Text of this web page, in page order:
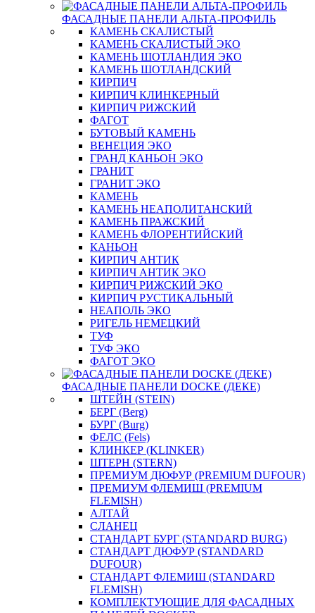
ФАСАДНЫЕ ПАНЕЛИ АЛЬТА-ПРОФИЛЬ
КАМЕНЬ СКАЛИСТЫЙ
КАМЕНЬ СКАЛИСТЫЙ ЭКО
КАМЕНЬ ШОТЛАНДИЯ ЭКО
КАМЕНЬ ШОТЛАНДСКИЙ
КИРПИЧ
КИРПИЧ КЛИНКЕРНЫЙ
КИРПИЧ РИЖСКИЙ
ФАГОТ
БУТОВЫЙ КАМЕНЬ
ВЕНЕЦИЯ ЭКО
ГРАНД КАНЬОН ЭКО
ГРАНИТ
ГРАНИТ ЭКО
КАМЕНЬ
КАМЕНЬ НЕАПОЛИТАНСКИЙ
КАМЕНЬ ПРАЖСКИЙ
КАМЕНЬ ФЛОРЕНТИЙСКИЙ
КАНЬОН
КИРПИЧ АНТИК
КИРПИЧ АНТИК ЭКО
КИРПИЧ РИЖСКИЙ ЭКО
КИРПИЧ РУСТИКАЛЬНЫЙ
НЕАПОЛЬ ЭКО
РИГЕЛЬ НЕМЕЦКИЙ
ТУФ
ТУФ ЭКО
ФАГОТ ЭКО
ФАСАДНЫЕ ПАНЕЛИ DOCKE (ДЕКЕ)
ШТЕЙН (STEIN)
БЕРГ (Berg)
БУРГ (Burg)
ФЕЛС (Fels)
КЛИНКЕР (KLINKER)
ШТЕРН (STERN)
ПРЕМИУМ ДЮФУР (PREMIUM DUFOUR)
ПРЕМИУМ ФЛЕМИШ (PREMIUM
FLEMISH)
АЛТАЙ
СЛАНЕЦ
СТАНДАРТ БУРГ (STANDARD BURG)
СТАНДАРТ ДЮФУР (STANDARD
DUFOUR)
СТАНДАРТ ФЛЕМИШ (STANDARD
FLEMISH)
КОМПЛЕКТУЮЩИЕ ДЛЯ ФАСАДНЫХ